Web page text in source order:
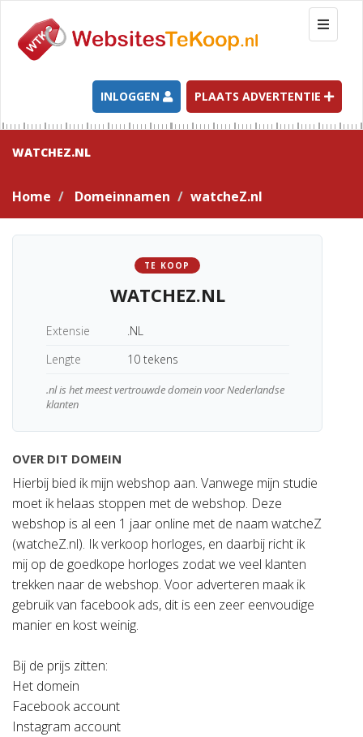
T
o
g
l
e
n
a
t
INLOGGEN PLAATS ADVERTENTIE
WATCHEZ.NL
Home Domeinnamen watcheZ.nl
TE KOOP
WATCHEZ.NL
Extensie
.NL
Lengte
10 tekens
.nl is het meest vertrouwde domein voor Nederlandse
klanten
OVER DIT DOMEIN
Hierbij bied ik mijn webshop aan. Vanwege mijn studie
moet ik helaas stoppen met de webshop. Deze
webshop is al een 1 jaar online met de naam watcheZ
(watcheZ.nl). Ik verkoop horloges, en daarbij richt ik
mij op de goedkope horloges zodat we veel klanten
trekken naar de webshop. Voor adverteren maak ik
gebruik van facebook ads, dit is een zeer eenvoudige
manier en kost weinig.
Bij de prijs zitten:
Het domein
Facebook account
Instagram account